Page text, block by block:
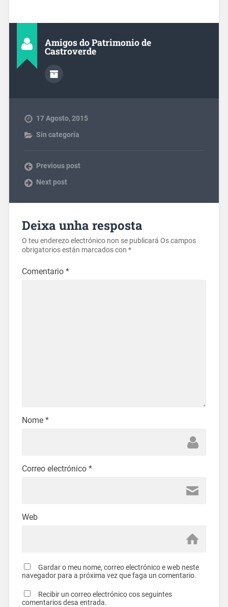
Amigos do Patrimonio de
Castroverde
17 Agosto, 2015
Sin categoría
Previous post
Next post
Deixa unha resposta
O teu enderezo electrónico non se publicará Os campos
obrigatorios están marcados con *
Comentario *
Nome *
Correo electrónico *
Web
Gardar o meu nome, correo electrónico e web neste
navegador para a próxima vez que faga un comentario.
Recibir un correo electrónico cos seguintes
comentarios desa entrada.